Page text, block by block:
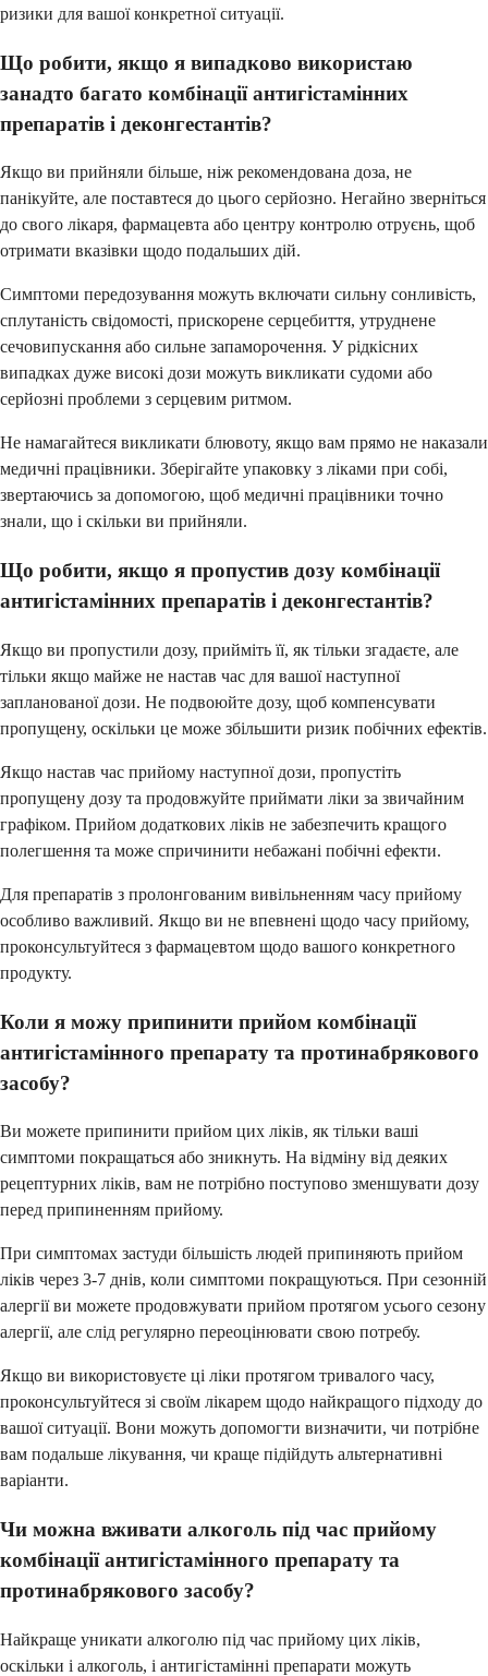
ризики для вашої конкретної ситуації.
Що робити, якщо я випадково використаю
занадто багато комбінації антигістамінних
препаратів і деконгестантів?
Якщо ви прийняли більше, ніж рекомендована доза, не
панікуйте, але поставтеся до цього серйозно. Негайно зверніться
до свого лікаря, фармацевта або центру контролю отруєнь, щоб
отримати вказівки щодо подальших дій.
Симптоми передозування можуть включати сильну сонливість,
сплутаність свідомості, прискорене серцебиття, утруднене
сечовипускання або сильне запаморочення. У рідкісних
випадках дуже високі дози можуть викликати судоми або
серйозні проблеми з серцевим ритмом.
Не намагайтеся викликати блювоту, якщо вам прямо не наказали
медичні працівники. Зберігайте упаковку з ліками при собі,
звертаючись за допомогою, щоб медичні працівники точно
знали, що і скільки ви прийняли.
Що робити, якщо я пропустив дозу комбінації
антигістамінних препаратів і деконгестантів?
Якщо ви пропустили дозу, прийміть її, як тільки згадаєте, але
тільки якщо майже не настав час для вашої наступної
запланованої дози. Не подвоюйте дозу, щоб компенсувати
пропущену, оскільки це може збільшити ризик побічних ефектів.
Якщо настав час прийому наступної дози, пропустіть
пропущену дозу та продовжуйте приймати ліки за звичайним
графіком. Прийом додаткових ліків не забезпечить кращого
полегшення та може спричинити небажані побічні ефекти.
Для препаратів з пролонгованим вивільненням часу прийому
особливо важливий. Якщо ви не впевнені щодо часу прийому,
проконсультуйтеся з фармацевтом щодо вашого конкретного
продукту.
Коли я можу припинити прийом комбінації
антигістамінного препарату та протинабрякового
засобу?
Ви можете припинити прийом цих ліків, як тільки ваші
симптоми покращаться або зникнуть. На відміну від деяких
рецептурних ліків, вам не потрібно поступово зменшувати дозу
перед припиненням прийому.
При симптомах застуди більшість людей припиняють прийом
ліків через 3-7 днів, коли симптоми покращуються. При сезонній
алергії ви можете продовжувати прийом протягом усього сезону
алергії, але слід регулярно переоцінювати свою потребу.
Якщо ви використовуєте ці ліки протягом тривалого часу,
проконсультуйтеся зі своїм лікарем щодо найкращого підходу до
вашої ситуації. Вони можуть допомогти визначити, чи потрібне
вам подальше лікування, чи краще підійдуть альтернативні
варіанти.
Чи можна вживати алкоголь під час прийому
комбінації антигістамінного препарату та
протинабрякового засобу?
Найкраще уникати алкоголю під час прийому цих ліків,
оскільки і алкоголь, і антигістамінні препарати можуть